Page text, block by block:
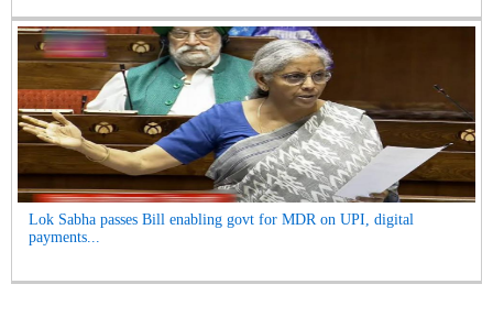
Lok Sabha passes Bill enabling govt for MDR on UPI, digital
payments...